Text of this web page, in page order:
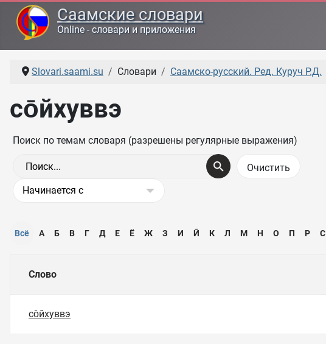
Саамские словари
Online - словари и приложения
Slovari.saami.su Словари Саамско-русский. Ред. Куруч Р.Д.
со̄йхуввэ
Поиск по темам словаря (разрешены регулярные выражения)
Всё А Б В Г Д Е Ё Ж З И Ӣ К Л М Н О П Р С
Слово
со̄йхуввэ